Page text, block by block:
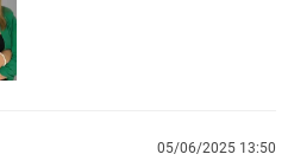
05/06/2025 13:50